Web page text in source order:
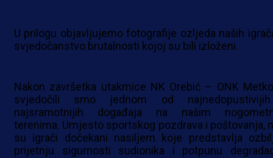
U prilogu objavljujemo fotografije ozljeda naših
svjedočanstvo brutalnosti kojoj su bili izloženi.
Nakon završetka utakmice NK Orebić – ONK
svjedočili smo jednom od
najsramotnijih događaja na našim
terenima. Umjesto sportskog pozdrava i poštovanja,
su igrači dočekani nasiljem koje predstavlja
prijetnju sigurnosti sudionika i potpunu